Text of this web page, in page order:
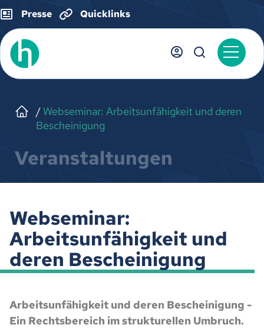
Presse Quicklinks
Webseminar: Arbeitsunfähigkeit und deren
Bescheinigung
Veranstaltungen
Webseminar:
Arbeitsunfähigkeit und
deren Bescheinigung
Arbeitsunfähigkeit und deren Bescheinigung -
Ein Rechtsbereich im strukturellen Umbruch.